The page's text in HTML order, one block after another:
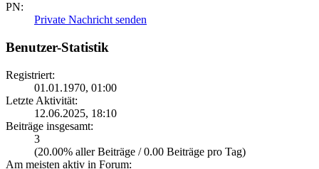
PN:
Private Nachricht senden
Benutzer-Statistik
Registriert:
01.01.1970, 01:00
Letzte Aktivität:
12.06.2025, 18:10
Beiträge insgesamt:
3
(20.00% aller Beiträge / 0.00 Beiträge pro Tag)
Am meisten aktiv in Forum: